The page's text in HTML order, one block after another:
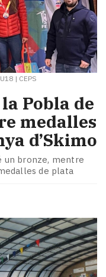
| CEPS
Pobla de
medalles
d’Skimo
un bronze, mentre
de plata